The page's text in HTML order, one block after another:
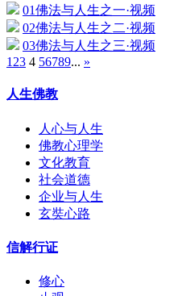
01佛法与人生之一·视频
02佛法与人生之二·视频
03佛法与人生之三·视频
1 23 4 56789... »
人生佛教
人心与人生
佛教心理学
文化教育
社会道德
企业与人生
玄奘心路
信解行证
修心